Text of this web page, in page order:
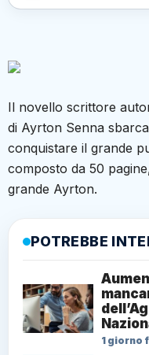
Il novello scrittore
di Ayrton Senna
conquistare il grande
composto da 50
grande Ayrton.
POTREBBE
1 giorno